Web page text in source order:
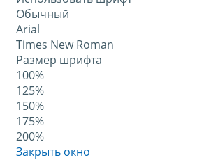
Обычный
Arial
Times New Roman
Размер шрифта
100%
125%
150%
175%
200%
Закрыть окно